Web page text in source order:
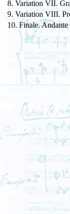
8. Variation VII.
9. Variation VIII.
10. Finale. Andante